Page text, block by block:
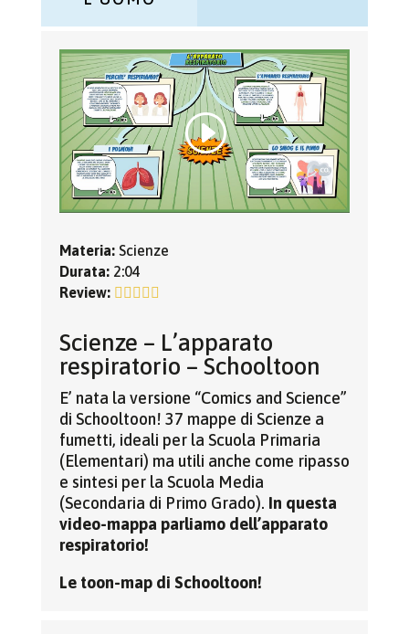
Materia:Scienze
Durata:2:04
Review:
Scienze – L’apparato
respiratorio – Schooltoon
E’ nata la versione “Comics and Science”
di Schooltoon! 37 mappe di Scienze a
fumetti, ideali per la Scuola Primaria
(Elementari) ma utili anche come ripasso
e sintesi per la Scuola Media
(Secondaria di Primo Grado). In questa
video-mappa parliamo dell’apparato
respiratorio!
Le toon-map di Schooltoon!